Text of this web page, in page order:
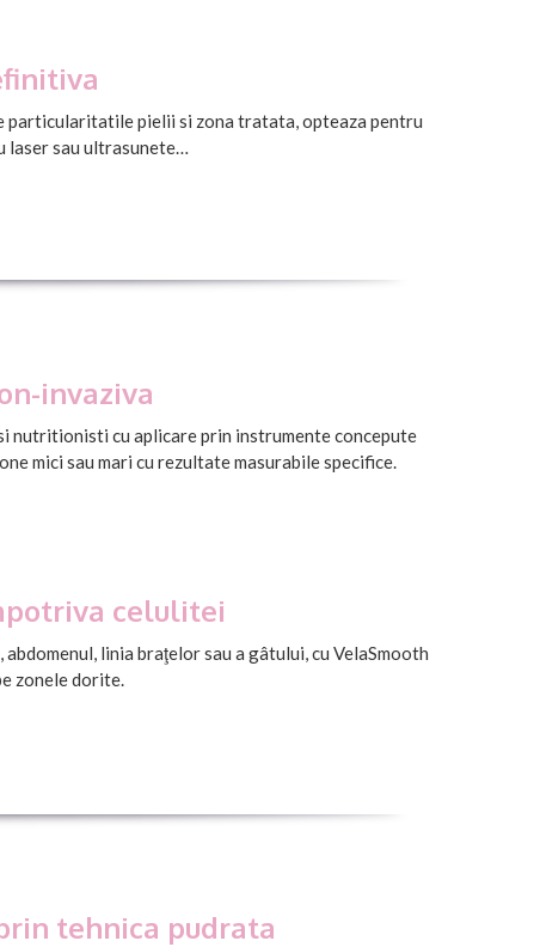
particularitatile pielii si zona tratata, opteaza pentru
sau ultrasunete…
invaziva
nutritionisti cu aplicare prin instrumente concepute
mici sau mari cu rezultate masurabile specifice.
celulitei
linia braţelor sau a gâtului, cu VelaSmooth
zonele dorite.
tehnica pudrata